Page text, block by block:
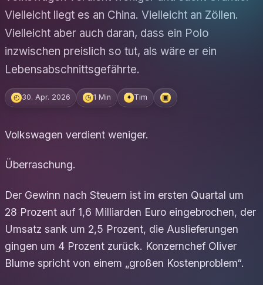
Vielleicht liegt es an China. Vielleicht an Zöllen.
Vielleicht aber auch daran, dass ein Polo
inzwischen preislich so tut, als wäre er ein
Lebensabschnittsgefährte.
◴ 30. Apr. 2026 ◷ 1 Min ✦ Tim ▣
Volkswagen verdient weniger.
Überraschung.
Der Gewinn nach Steuern ist im ersten Quartal um
28 Prozent auf 1,6 Milliarden Euro eingebrochen, der
Umsatz sank um 2,5 Prozent, die Auslieferungen
gingen um 4 Prozent zurück. Konzernchef Oliver
Blume spricht von einem „großen Kostenproblem“.